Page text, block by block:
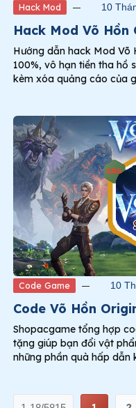
Hack Mod 10
Hack Mod Võ Hồn
Hướng dẫn hack Mod Võ
100%, vô hạn tiền tha hồ
kèm xóa quảng cáo của
Code Game 10
Code Võ Hồn
Shopacgame tổng hợp
tặng giúp bạn đổi vật
những phần quà hấp dẫn